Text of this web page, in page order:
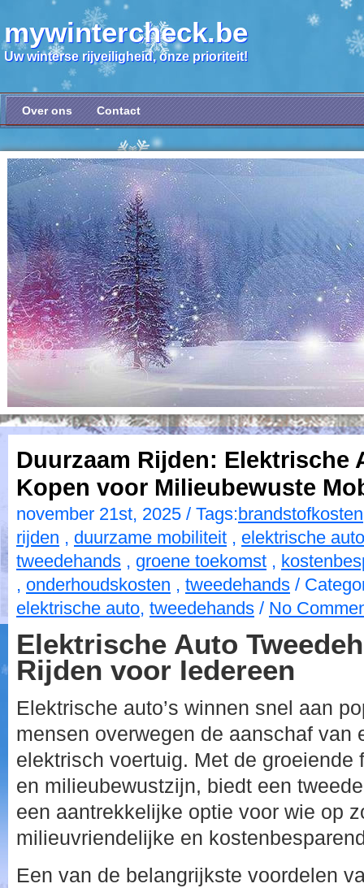
mywintercheck.be
Uw winterse rijveiligheid, onze prioriteit!
Over ons Contact
Duurzaam Rijden: Elektrische
Kopen voor Milieubewuste
november 21st, 2025 / Tags:brandstofkosten
rijden , duurzame mobiliteit , elektrische auto
tweedehands , groene toekomst ,
, onderhoudskosten , tweedehands /
elektrische auto, tweedehands / No
Elektrische Auto
Rijden voor Iedereen
Elektrische auto’s winnen snel aan
mensen overwegen de aanschaf van
elektrisch voertuig. Met de groeiende
en milieubewustzijn, biedt een
een aantrekkelijke optie voor wie op
milieuvriendelijke en
Een van de belangrijkste voordelen